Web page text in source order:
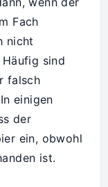
Fach
nicht
sind
falsch
einigen
der
ein, obwohl
ist.